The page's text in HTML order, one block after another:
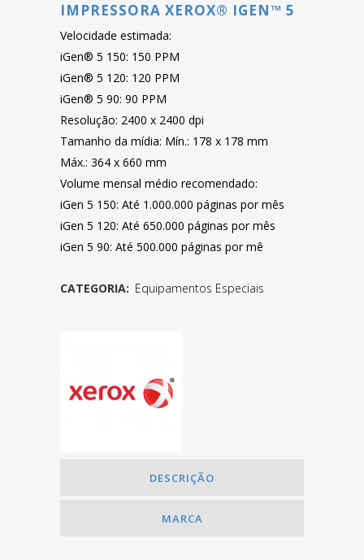
IMPRESSORA XEROX® IGEN™ 5
Velocidade estimada:
iGen® 5 150: 150 PPM
iGen® 5 120: 120 PPM
iGen® 5 90: 90 PPM
Resolução: 2400 x 2400 dpi
Tamanho da mídia: Mín.: 178 x 178 mm
Máx.: 364 x 660 mm
Volume mensal médio recomendado:
iGen 5 150: Até 1.000.000 páginas por mês
iGen 5 120: Até 650.000 páginas por mês
iGen 5 90: Até 500.000 páginas por mê
CATEGORIA: Equipamentos Especiais
DESCRIÇÃO
MARCA